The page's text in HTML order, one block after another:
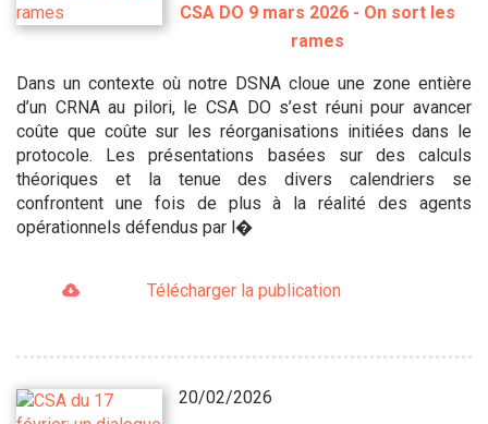
CSA DO 9 mars 2026 - On sort les
rames
Dans un contexte où notre DSNA cloue une zone entière
d’un CRNA au pilori, le CSA DO s’est réuni pour avancer
coûte que coûte sur les réorganisations initiées dans le
protocole. Les présentations basées sur des calculs
théoriques et la tenue des divers calendriers se
confrontent une fois de plus à la réalité des agents
opérationnels défendus par l�
Télécharger la publication
20/02/2026